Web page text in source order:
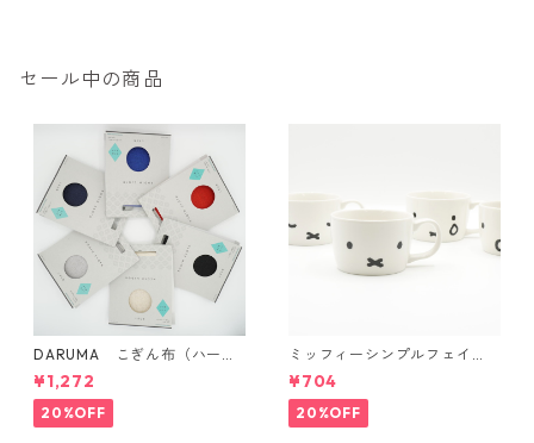
セール中の商品
DARUMA こぎん布（ハード
タイプ）
¥1,272
20%OFF
ミッフィーシンプルフェイ
ス マグ
¥704
20%OFF